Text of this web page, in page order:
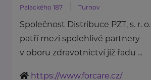
Palackého 187 Turnov
Společnost Distribuce PZT, s. r. o.
patří mezi spolehlivé partnery
v oboru zdravotnictví již řadu ...
https://www.forcare.cz/